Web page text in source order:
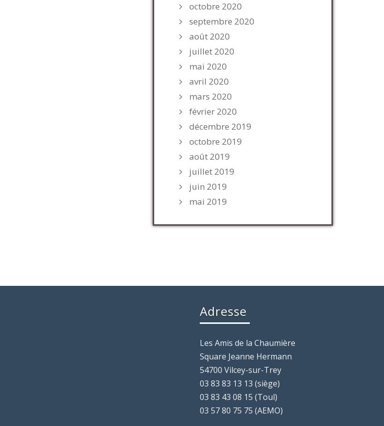
octobre 2020
septembre 2020
août 2020
juillet 2020
mai 2020
avril 2020
mars 2020
février 2020
décembre 2019
octobre 2019
août 2019
juillet 2019
juin 2019
mai 2019
Adresse
Les Amis de la Chaumière
Square Jeanne Hermann
54700 Vilcey-sur-Trey
03 83 83 13 13 (siège)
03 83 43 08 15 (Toul)
03 57 80 75 75 (AEMO)